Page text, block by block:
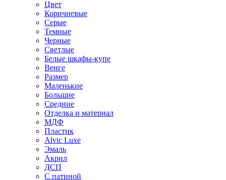
Цвет
Коричневые
Серые
Темные
Черные
Светлые
Белые шкафы-купе
Венге
Размер
Маленькие
Большие
Средние
Отделка и материал
МДФ
Пластик
Alvic Luxe
Эмаль
Акрил
ДСП
С патиной